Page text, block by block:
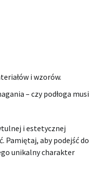
i wzorów.
– czy podłoga musi
i estetycznej
Pamiętaj, aby podejść do
unikalny charakter